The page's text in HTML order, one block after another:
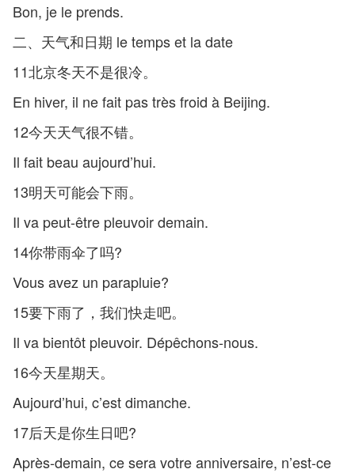
Bon, je le prends.
二、天气和日期 le temps et la date
11北京冬天不是很冷。
En hiver, il ne fait pas très froid à Beijing.
12今天天气很不错。
Il fait beau aujourd’hui.
13明天可能会下雨。
Il va peut-être pleuvoir demain.
14你带雨伞了吗?
Vous avez un parapluie?
15要下雨了，我们快走吧。
Il va bientôt pleuvoir. Dépêchons-nous.
16今天星期天。
Aujourd’hui, c’est dimanche.
17后天是你生日吧?
Après-demain, ce sera votre anniversaire, n’est-ce